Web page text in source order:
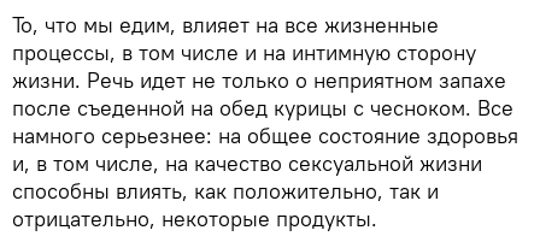
То, что мы едим, влияет на все жизненные
процессы, в том числе и на интимную сторону
жизни. Речь идет не только о неприятном запахе
после съеденной на обед курицы с чесноком. Все
намного серьезнее: на общее состояние здоровья
и, в том числе, на качество сексуальной жизни
способны влиять, как положительно, так и
отрицательно, некоторые продукты.